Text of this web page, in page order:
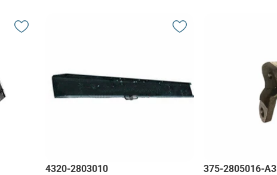
4320-2803010
375-2805016-А3